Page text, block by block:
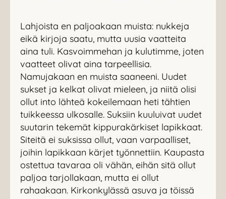
Lahjoista en paljoakaan muista: nukkeja
eikä kirjoja saatu, mutta uusia vaatteita
aina tuli. Kasvoimmehan ja kulutimme, joten
vaatteet olivat aina tarpeellisia.
Namujakaan en muista saaneeni. Uudet
sukset ja kelkat olivat mieleen, ja niitä olisi
ollut into lähteä kokeilemaan heti tähtien
tuikkeessa ulkosalle. Suksiin kuuluivat uudet
suutarin tekemät kippurakärkiset lapikkaat.
Siteitä ei suksissa ollut, vaan varpaalliset,
joihin lapikkaan kärjet työnnettiin. Kaupasta
ostettua tavaraa oli vähän, eihän sitä ollut
paljoa tarjollakaan, mutta ei ollut
rahaakaan. Kirkonkylässä asuva ja töissä